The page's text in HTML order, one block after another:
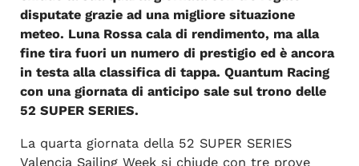
disputate grazie ad una migliore situazione
meteo. Luna Rossa cala di rendimento, ma alla
fine tira fuori un numero di prestigio ed è ancora
in testa alla classifica di tappa. Quantum Racing
con una giornata di anticipo sale sul trono delle
52 SUPER SERIES.
La quarta giornata della 52 SUPER SERIES
Valencia Sailing Week si chiude con tre prove